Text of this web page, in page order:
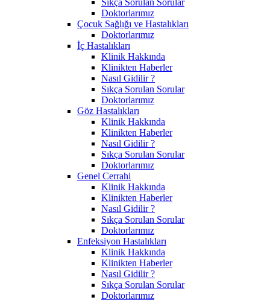
Doktorlarımız
Çocuk Sağlığı ve Hastalıkları
Doktorlarımız
İç Hastalıkları
Klinik Hakkında
Klinikten Haberler
Nasıl Gidilir ?
Sıkça Sorulan Sorular
Doktorlarımız
Göz Hastalıkları
Klinik Hakkında
Klinikten Haberler
Nasıl Gidilir ?
Sıkça Sorulan Sorular
Doktorlarımız
Genel Cerrahi
Klinik Hakkında
Klinikten Haberler
Nasıl Gidilir ?
Sıkça Sorulan Sorular
Doktorlarımız
Enfeksiyon Hastalıkları
Klinik Hakkında
Klinikten Haberler
Nasıl Gidilir ?
Sıkça Sorulan Sorular
Doktorlarımız